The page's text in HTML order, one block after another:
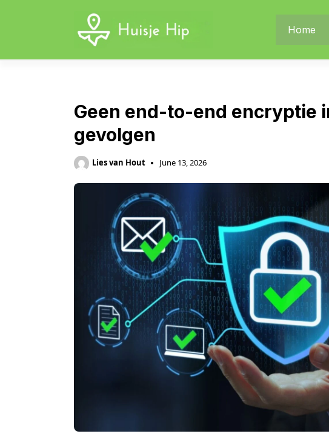
Home
Geen end-to-end encryptie
gevolgen
Lies van Hout June 13, 2026